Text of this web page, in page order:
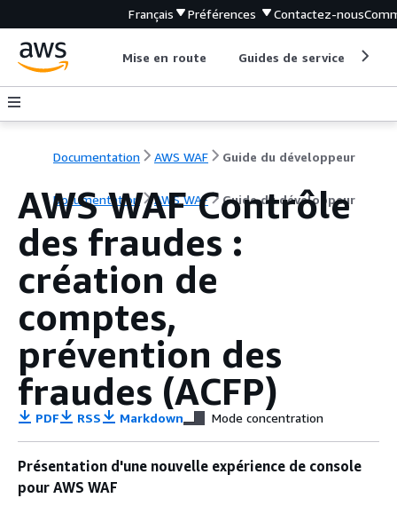
Français Préférences Contactez-nous
Mise en route Guides de service
Documentation AWS WAF Guide du développeur
Documentation AWS WAF Guide du développeur
AWS WAF Contrôle
des fraudes :
création de
comptes,
prévention des
fraudes (ACFP)
PDF RSS Markdown Mode concentration
Présentation d'une nouvelle expérience de console
pour AWS WAF